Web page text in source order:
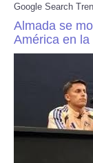
Google Search
Almada se
América en